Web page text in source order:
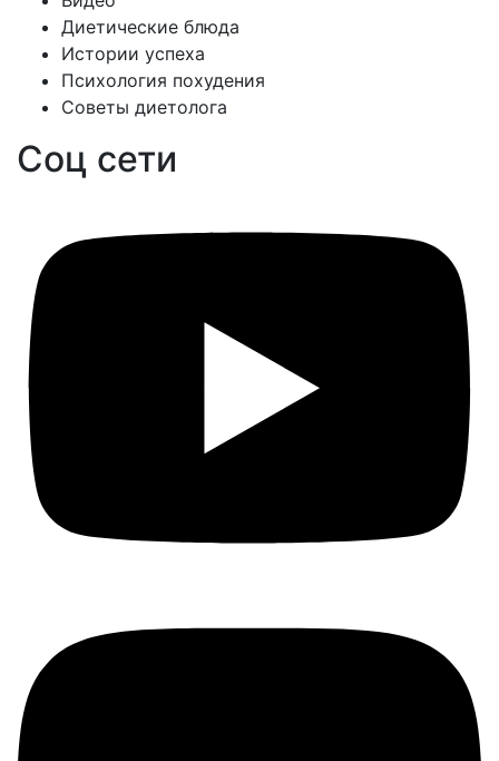
Диетические блюда
Истории успеха
Психология похудения
Советы диетолога
Соц сети